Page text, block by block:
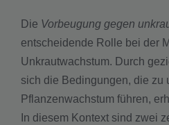
Die Vorbeugung gegen
entscheidende Rolle bei der
Unkrautwachstum. Durch
sich die Bedingungen, die zu
Pflanzenwachstum führen,
In diesem Kontext sind zwei